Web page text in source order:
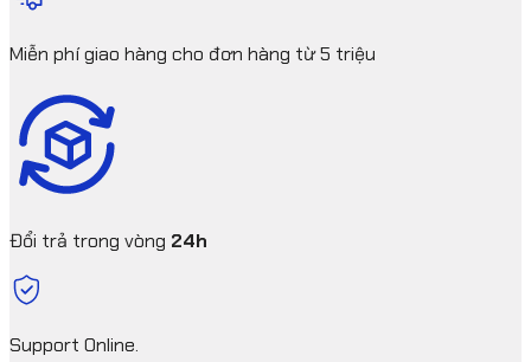
Miễn phí giao hàng cho đơn hàng từ 5 triệu
Đổi trả trong vòng 24h
Support Online.